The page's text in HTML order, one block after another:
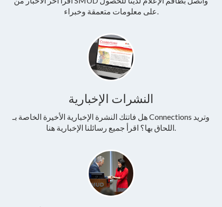
النشرات الإخبارية
هل فاتتك النشرة الإخبارية الأخيرة الخاصة بـ Connections وتريد